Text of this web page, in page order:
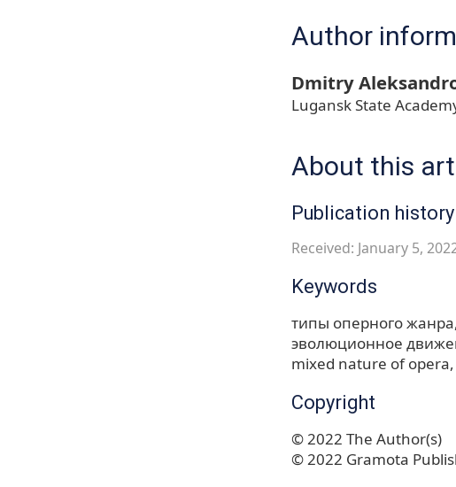
Author
Dmitry
Lugansk State
About this
Publication history
Received: January 5,
Keywords
типы оперного жанра
эволюционное
mixed nature of opera
Copyright
© 2022 The Author(s)
© 2022 Gramota